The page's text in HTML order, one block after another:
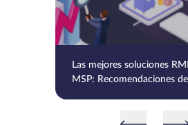
Las mejores soluciones
MSP: Recomendaciones de